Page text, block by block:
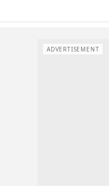
ADVERTISEMENT